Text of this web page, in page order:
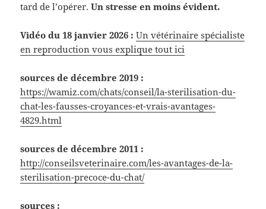
tard de l’opérer.Un stresse en moins évident.
Vidéo du 18 janvier 2026 : Un vétérinaire spécialiste
en reproduction vous explique tout ici
sources de décembre 2019 :
https://wamiz.com/chats/conseil/la-sterilisation-du-
chat-les-fausses-croyances-et-vrais-avantages-
4829.html
sources de décembre 2011 :
http://conseilsveterinaire.com/les-avantages-de-la-
sterilisation-precoce-du-chat/
sources :